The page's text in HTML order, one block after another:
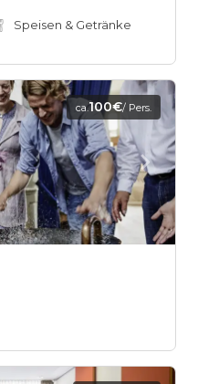
Speisen & Getränke
ca.100€/ Pers.